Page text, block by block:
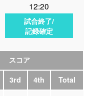
12:20
試合終了/
記録確定
スコア
3rd 4th Total